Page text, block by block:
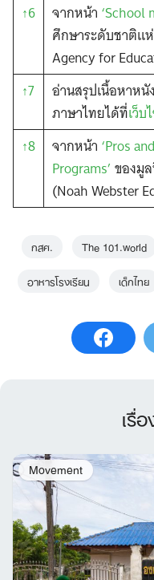
↑6
จากหน้า ‘School
ศึกษาระดับชาติแ
Agency for
↑7
อ่านสรุปเนื้อหาหนั
ภาษาไทยได้ที่เว็
↑8
จากหน้า ‘Pros
Programs’ ของมู
(Noah Webster
กสศ. The 101.world
อาหารโรงเรียน
เด็กไทย
เรื่
Movement